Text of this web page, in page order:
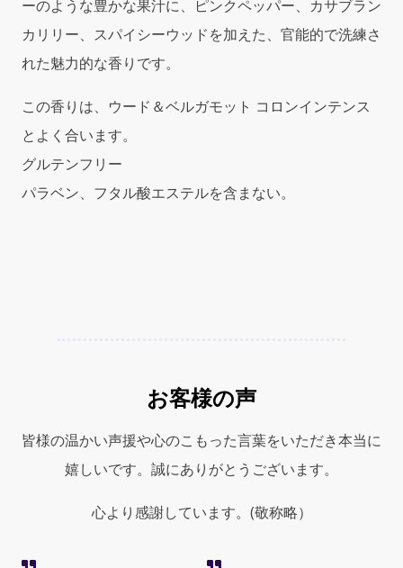
ーのような豊かな果汁に、ピンクペッパー、カサブラン
カリリー、スパイシーウッドを加えた、官能的で洗練さ
れた魅力的な香りです。
この香りは、ウード＆ベルガモット コロンインテンス
とよく合います。
グルテンフリー
パラベン、フタル酸エステルを含まない。
お客様の声
皆様の温かい声援や心のこもった言葉をいただき本当に
嬉しいです。誠にありがとうございます。
心より感謝しています。(敬称略）